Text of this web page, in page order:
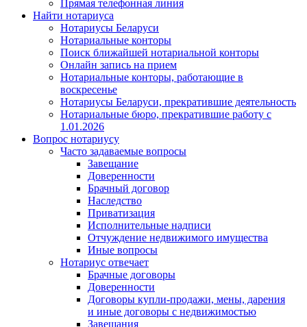
Прямая телефонная линия
Найти нотариуса
Нотариусы Беларуси
Нотариальные конторы
Поиск ближайшей нотариальной конторы
Онлайн запись на прием
Нотариальные конторы, работающие в
воскресенье
Нотариусы Беларуси, прекратившие деятельность
Нотариальные бюро, прекратившие работу с
1.01.2026
Вопрос нотариусу
Часто задаваемые вопросы
Завещание
Доверенности
Брачный договор
Наследство
Приватизация
Исполнительные надписи
Отчуждение недвижимого имущества
Иные вопросы
Нотариус отвечает
Брачные договоры
Доверенности
Договоры купли-продажи, мены, дарения
и иные договоры с недвижимостью
Завещания